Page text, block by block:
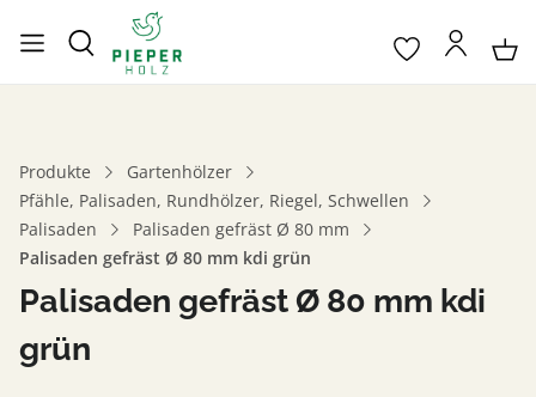
Produkte
Gartenhölzer
Pfähle, Palisaden, Rundhölzer, Riegel, Schwellen
Palisaden
Palisaden gefräst Ø 80 mm
Palisaden gefräst Ø 80 mm kdi grün
Palisaden gefräst Ø 80 mm kdi
grün